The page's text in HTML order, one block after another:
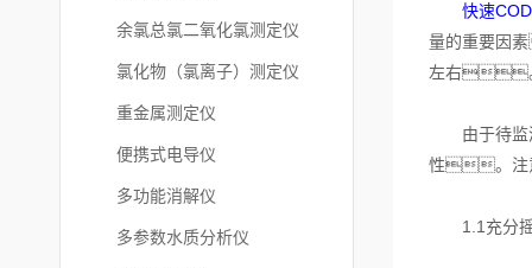
余氯总氯二氧化氯测定仪
氯化物（氯离子）测定仪
重金属测定仪
便携式电导仪
多功能消解仪
多参数水质分析仪
快速
量的重要因
左右。
由于待监
性。注
1.1充分摇